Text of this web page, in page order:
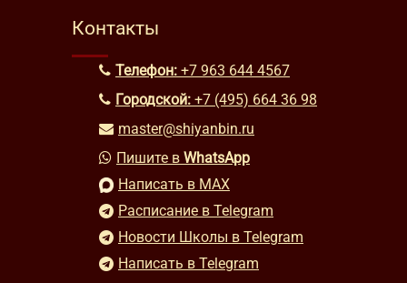
Контакты
Телефон: +7 963 644 4567
Городской: +7 (495) 664 36 98
master@shiyanbin.ru
Пишите в WhatsApp
Написать в MAX
Расписание в Telegram
Новости Школы в Telegram
Написать в Telegram